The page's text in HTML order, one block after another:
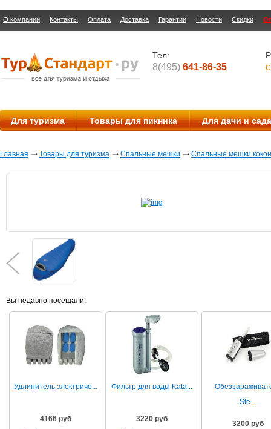
О компании Контакты Оплата Доставка Гарантии Новости Скидки
Тел:
8(495) 641-86-35
Для туризма Товары для пикника Для дачи и сада
Главная Товары для туризма Спальные мешки Спальные мешки
Вы недавно посещали:
Удлинитель электриче...
4166 руб
Фильтр для воды Kata...
3220 руб
Ste...
3200 руб